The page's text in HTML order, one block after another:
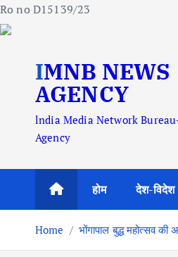
Ro no D15139/23
IMNB NEWS
AGENCY
lndia Media Network
Agency
होम देश-विदेश
Home भोंगापाल बुद्ध महोत्सव